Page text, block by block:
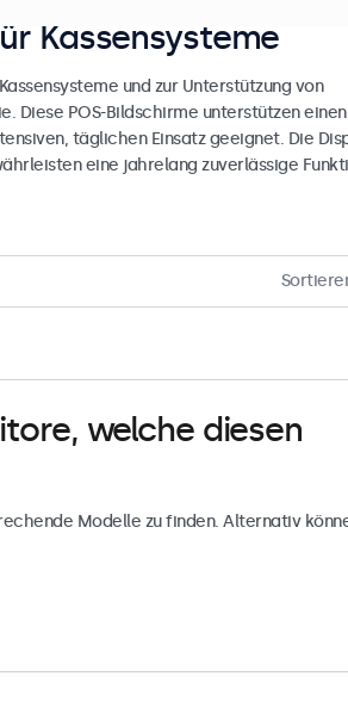
Kassensysteme
und zur Unterstützung von
Diese POS-Bildschirme unterstützen
täglichen Einsatz geeignet. Die
eine jahrelang zuverlässige
welche diesen
Modelle zu finden. Alternativ